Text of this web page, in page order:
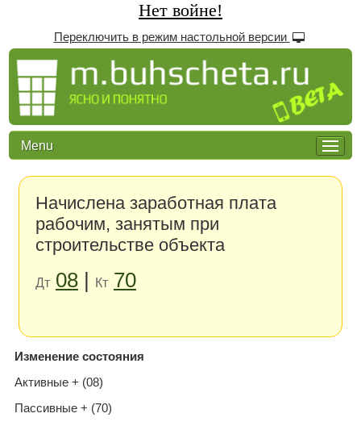
Нет войне!
Переключить в режим настольной версии
Menu
Начислена заработная плата
рабочим, занятым при
строительстве объекта
Дт 08| Кт 70
Изменение состояния
Активные + (08)
Пассивные + (70)